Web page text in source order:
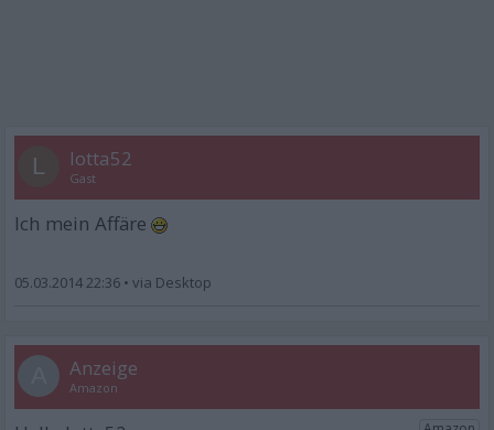
L lotta52
Gast
Ich mein Affäre
05.03.2014 22:36 •